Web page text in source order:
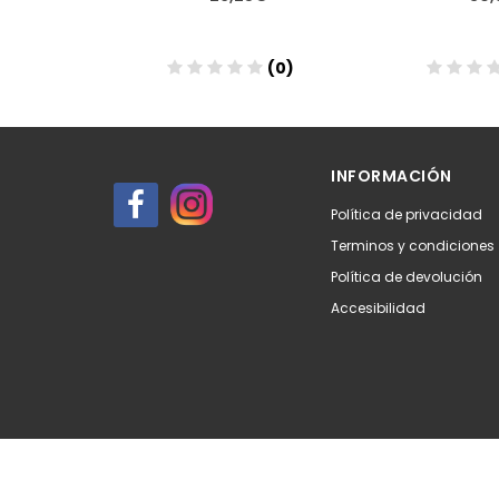
(0)
INFORMACIÓN
Política de privacidad
Terminos y condiciones
Política de devolución
Accesibilidad